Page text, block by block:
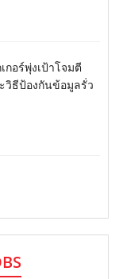
อร์พุ่งเป้าโจมตี
วิธีป้องกันข้อมูลรั่ว